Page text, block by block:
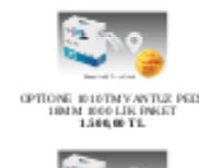
OPTİONE 1010TM VANTUZ PEDİ
18MM 1000 LİK PAKET